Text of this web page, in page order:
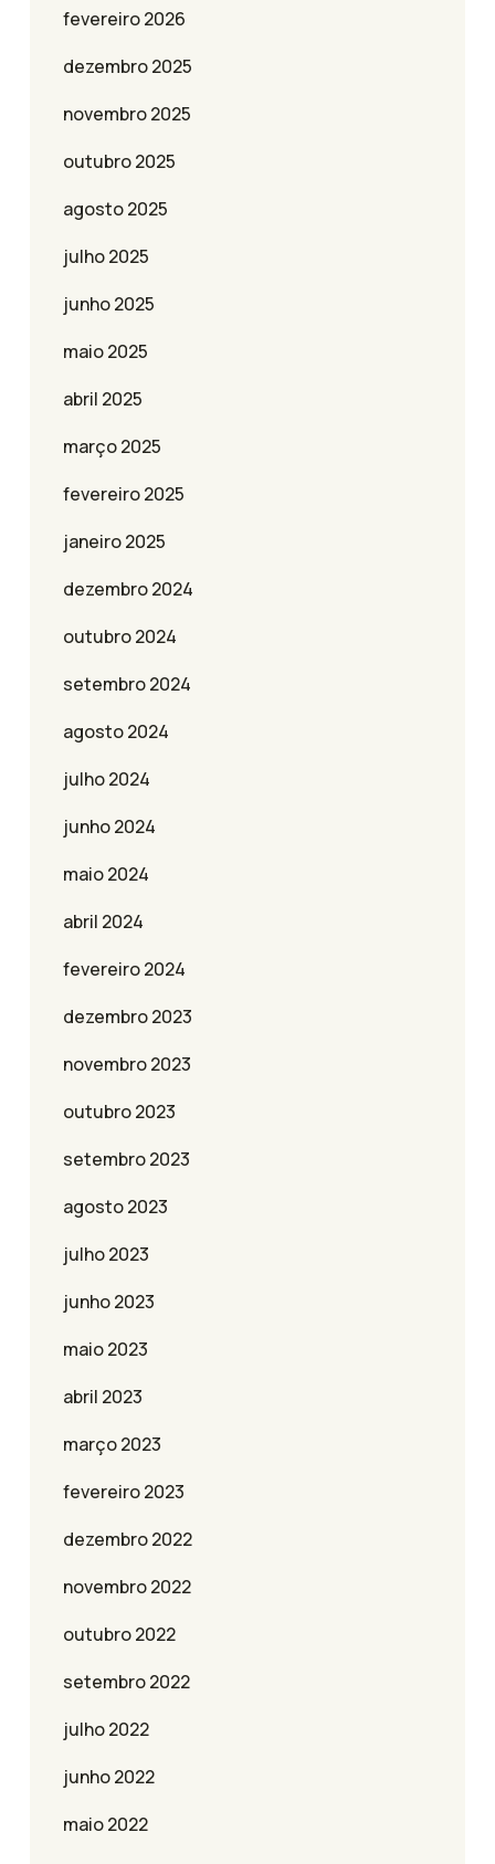
fevereiro 2026
dezembro 2025
novembro 2025
outubro 2025
agosto 2025
julho 2025
junho 2025
maio 2025
abril 2025
março 2025
fevereiro 2025
janeiro 2025
dezembro 2024
outubro 2024
setembro 2024
agosto 2024
julho 2024
junho 2024
maio 2024
abril 2024
fevereiro 2024
dezembro 2023
novembro 2023
outubro 2023
setembro 2023
agosto 2023
julho 2023
junho 2023
maio 2023
abril 2023
março 2023
fevereiro 2023
dezembro 2022
novembro 2022
outubro 2022
setembro 2022
julho 2022
junho 2022
maio 2022